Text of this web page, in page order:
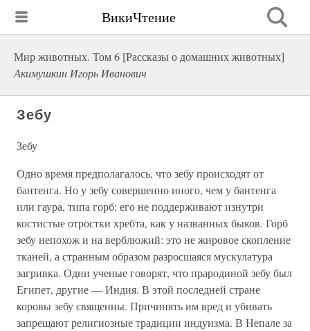
ВикиЧтение
Мир животных. Том 6 [Рассказы о домашних животных]
Акимушкин Игорь Иванович
Зебу
Зебу
Одно время предполагалось, что зебу происходят от
бантенга. Но у зебу совершенно иного, чем у бантенга
или гаура, типа горб: его не поддерживают изнутри
костистые отростки хребта, как у названных быков. Горб
зебу непохож и на верблюжий: это не жировое скопление
тканей, а странным образом разросшаяся мускулатура
загривка. Одни ученые говорят, что прародиной зебу был
Египет, другие — Индия. В этой последней стране
коровы зебу священны. Причинять им вред и убивать
запрещают религиозные традиции индуизма. В Непале за